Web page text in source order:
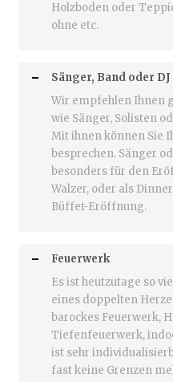
Holzboden oder
ohne etc.
Sänger, Band oder DJ
Wir empfehlen Ihnen
wie Sänger, Solisten
Mit ihnen können Sie
besprechen. Sänger
besonders für den
Walzer, oder als
Büffet-Eröffnung.
Feuerwerk
Es ist heutzutage so
eines doppelten
barockes Feuerwerk,
Tiefenfeuerwerk,
ist sehr
fast keine Grenzen